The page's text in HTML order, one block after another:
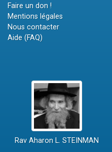
Faire un don !
Mentions légales
Nous contacter
Aide (FAQ)
Rav Aharon L. STEINMAN